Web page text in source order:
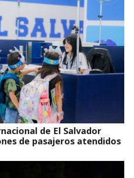
de El Salvador
de pasajeros atendidos